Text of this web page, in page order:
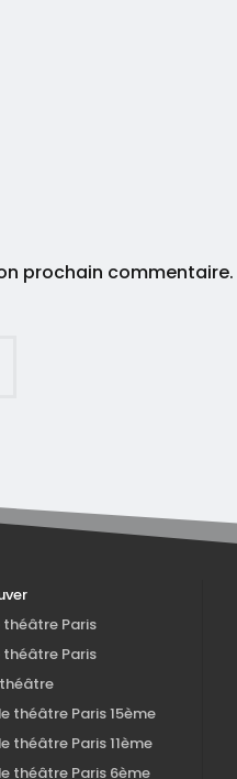
prochain commentaire.
théâtre Paris
Paris
théâtre Paris 15ème
théâtre Paris 11ème
théâtre Paris 6ème